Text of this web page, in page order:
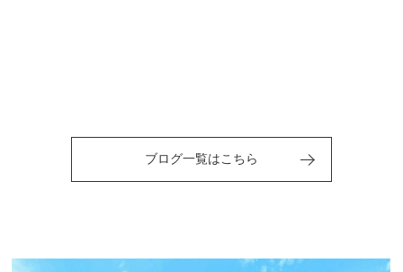
ブログ一覧はこちら